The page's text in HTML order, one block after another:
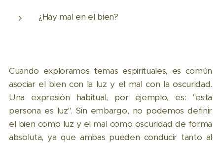
¿Hay mal en el bien?
Cuando exploramos temas espirituales, es común
asociar el bien con la luz y el mal con la oscuridad.
Una expresión habitual, por ejemplo, es: "esta
persona es luz". Sin embargo, no podemos definir
el bien como luz y el mal como oscuridad de forma
absoluta, ya que ambas pueden conducir tanto al